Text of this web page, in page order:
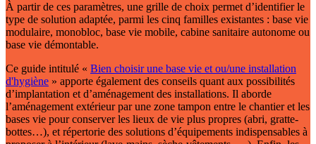
À partir de ces paramètres, une grille de choix permet d’identifier le
type de solution adaptée, parmi les cinq familles existantes : base vie
modulaire, monobloc, base vie mobile, cabine sanitaire autonome ou
base vie démontable.
Ce guide intitulé « Bien choisir une base vie et ou/une installation
d'hygiène » apporte également des conseils quant aux possibilités
d’implantation et d’aménagement des installations. Il aborde
l’aménagement extérieur par une zone tampon entre le chantier et les
bases vie pour conserver les lieux de vie plus propres (abri, gratte-
bottes…), et répertorie des solutions d’équipements indispensables à